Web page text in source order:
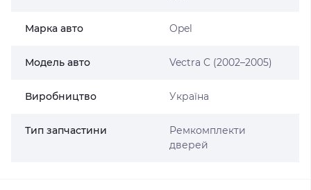
Марка авто Opel
Модель авто Vectra C (2002–2005)
Виробництво Україна
Тип запчастини
Ремкомплекти
дверей